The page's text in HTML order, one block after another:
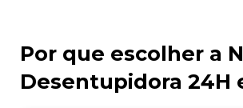
Por que escolher a
Desentupidora 24H